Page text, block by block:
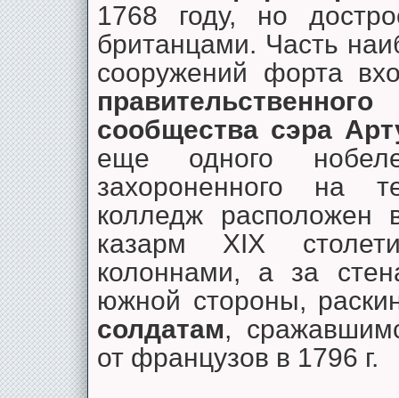
1768 году, но
британцами. Часть
сооружений форта
сообщества сэра
еще одного
захороненного на
колледж расположен
казарм XIX
колоннами, а за
южной стороны,
солдатам,
от французов в 1796 г.